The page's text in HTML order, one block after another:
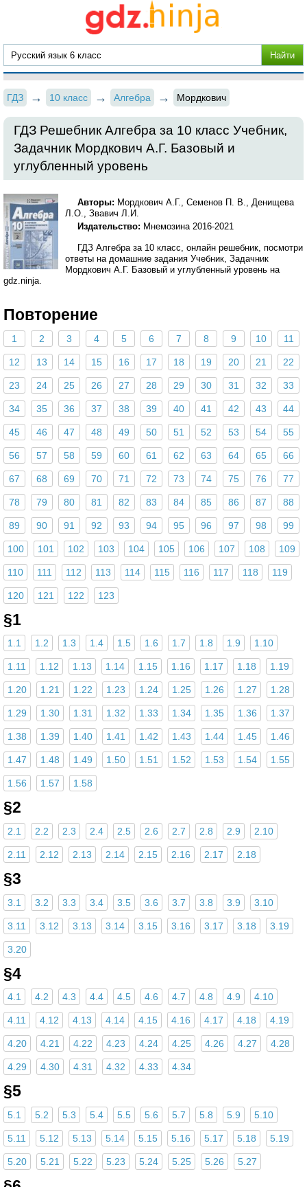
ГДЗ 10 класс Алгебра Мордкович
ГДЗ Решебник Алгебра за 10 класс Учебник,
Задачник Мордкович А.Г. Базовый и
углубленный уровень
Авторы: Мордкович А.Г., Семенов П. В., Денищева
Л.О., Звавич Л.И.
Издательство: Мнемозина 2016-2021
ГДЗ Алгебра за 10 класс, онлайн решебник, посмотри
ответы на домашние задания Учебник, Задачник
Мордкович А.Г. Базовый и углубленный уровень на
gdz.ninja.
Повторение
1 2 3 4 5 6 7 8 9 10 11
12 13 14 15 16 17 18 19 20 21 22
23 24 25 26 27 28 29 30 31 32 33
34 35 36 37 38 39 40 41 42 43 44
45 46 47 48 49 50 51 52 53 54 55
56 57 58 59 60 61 62 63 64 65 66
67 68 69 70 71 72 73 74 75 76 77
78 79 80 81 82 83 84 85 86 87 88
89 90 91 92 93 94 95 96 97 98 99
100 101 102 103 104 105 106 107 108 109
110 111 112 113 114 115 116 117 118 119
120 121 122 123
§1
1.1 1.2 1.3 1.4 1.5 1.6 1.7 1.8 1.9 1.10
1.11 1.12 1.13 1.14 1.15 1.16 1.17 1.18 1.19
1.20 1.21 1.22 1.23 1.24 1.25 1.26 1.27 1.28
1.29 1.30 1.31 1.32 1.33 1.34 1.35 1.36 1.37
1.38 1.39 1.40 1.41 1.42 1.43 1.44 1.45 1.46
1.47 1.48 1.49 1.50 1.51 1.52 1.53 1.54 1.55
1.56 1.57 1.58
§2
2.1 2.2 2.3 2.4 2.5 2.6 2.7 2.8 2.9 2.10
2.11 2.12 2.13 2.14 2.15 2.16 2.17 2.18
§3
3.1 3.2 3.3 3.4 3.5 3.6 3.7 3.8 3.9 3.10
3.11 3.12 3.13 3.14 3.15 3.16 3.17 3.18 3.19
3.20
§4
4.1 4.2 4.3 4.4 4.5 4.6 4.7 4.8 4.9 4.10
4.11 4.12 4.13 4.14 4.15 4.16 4.17 4.18 4.19
4.20 4.21 4.22 4.23 4.24 4.25 4.26 4.27 4.28
4.29 4.30 4.31 4.32 4.33 4.34
§5
5.1 5.2 5.3 5.4 5.5 5.6 5.7 5.8 5.9 5.10
5.11 5.12 5.13 5.14 5.15 5.16 5.17 5.18 5.19
5.20 5.21 5.22 5.23 5.24 5.25 5.26 5.27